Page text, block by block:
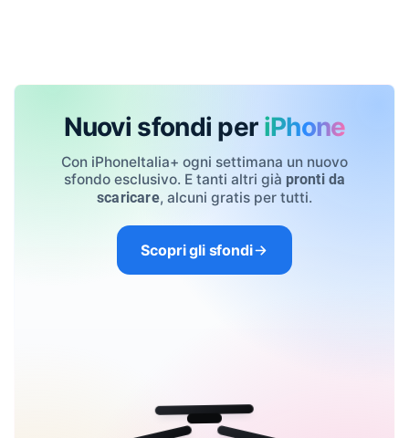
Nuovi sfondi per iPhone
Con iPhoneItalia+ ogni settimana un nuovo
sfondo esclusivo. E tanti altri già pronti da
scaricare, alcuni gratis per tutti.
Scopri gli sfondi